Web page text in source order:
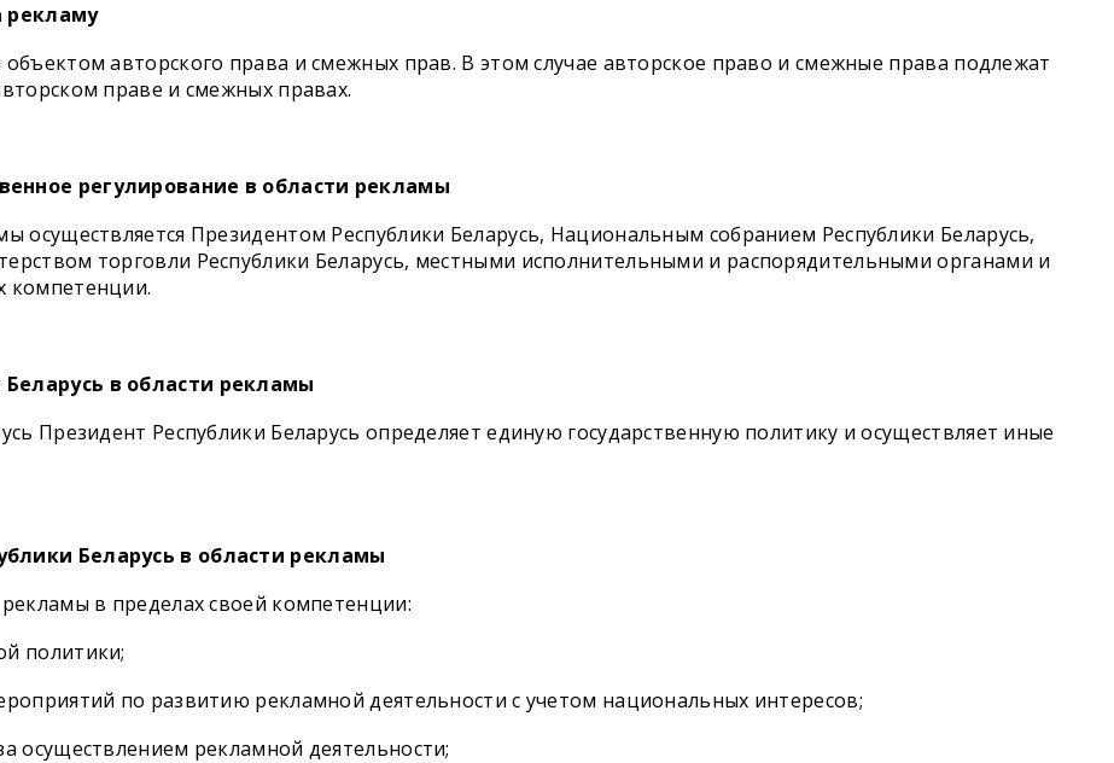
рекламу
авторского права и смежных прав. В этом случае авторское право и смежные права подлежат
праве и смежных правах.
регулирование в области рекламы
осуществляется Президентом Республики Беларусь, Национальным собранием Республики Беларусь,
торговли Республики Беларусь, местными исполнительными и распорядительными органами и
компетенции.
в области рекламы
Президент Республики Беларусь определяет единую государственную политику и осуществляет иные
Беларусь в области рекламы
в пределах своей компетенции:
политики;
по развитию рекламной деятельности с учетом национальных интересов;
осуществлением рекламной деятельности;